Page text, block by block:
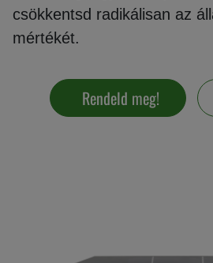
Vakondriasztás
Villanypásztor
nyomkövetés
csökkentsd radikálisan az
mértékét.
Rendeld meg!